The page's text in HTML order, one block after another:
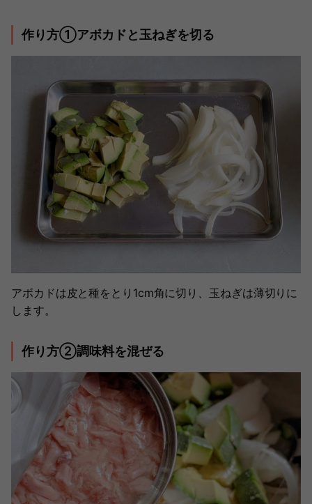
作り方①アボカドと玉ねぎを切る
アボカドは皮と種をとり1cm角に切り、玉ねぎは薄切りに
します。
作り方②調味料を混ぜる